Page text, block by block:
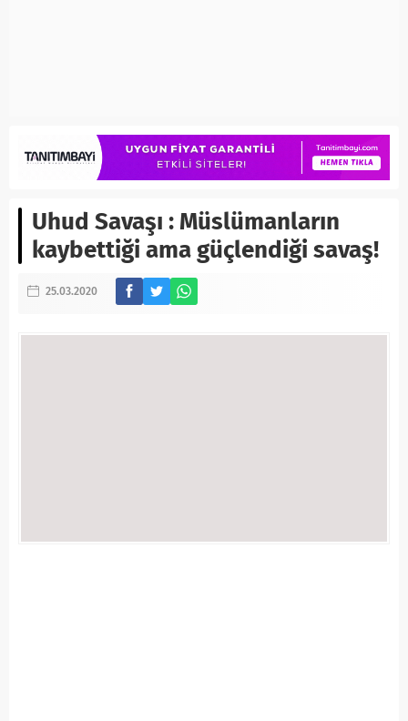
Uhud Savaşı : Müslümanların
kaybettiği ama güçlendiği savaş!
25.03.2020